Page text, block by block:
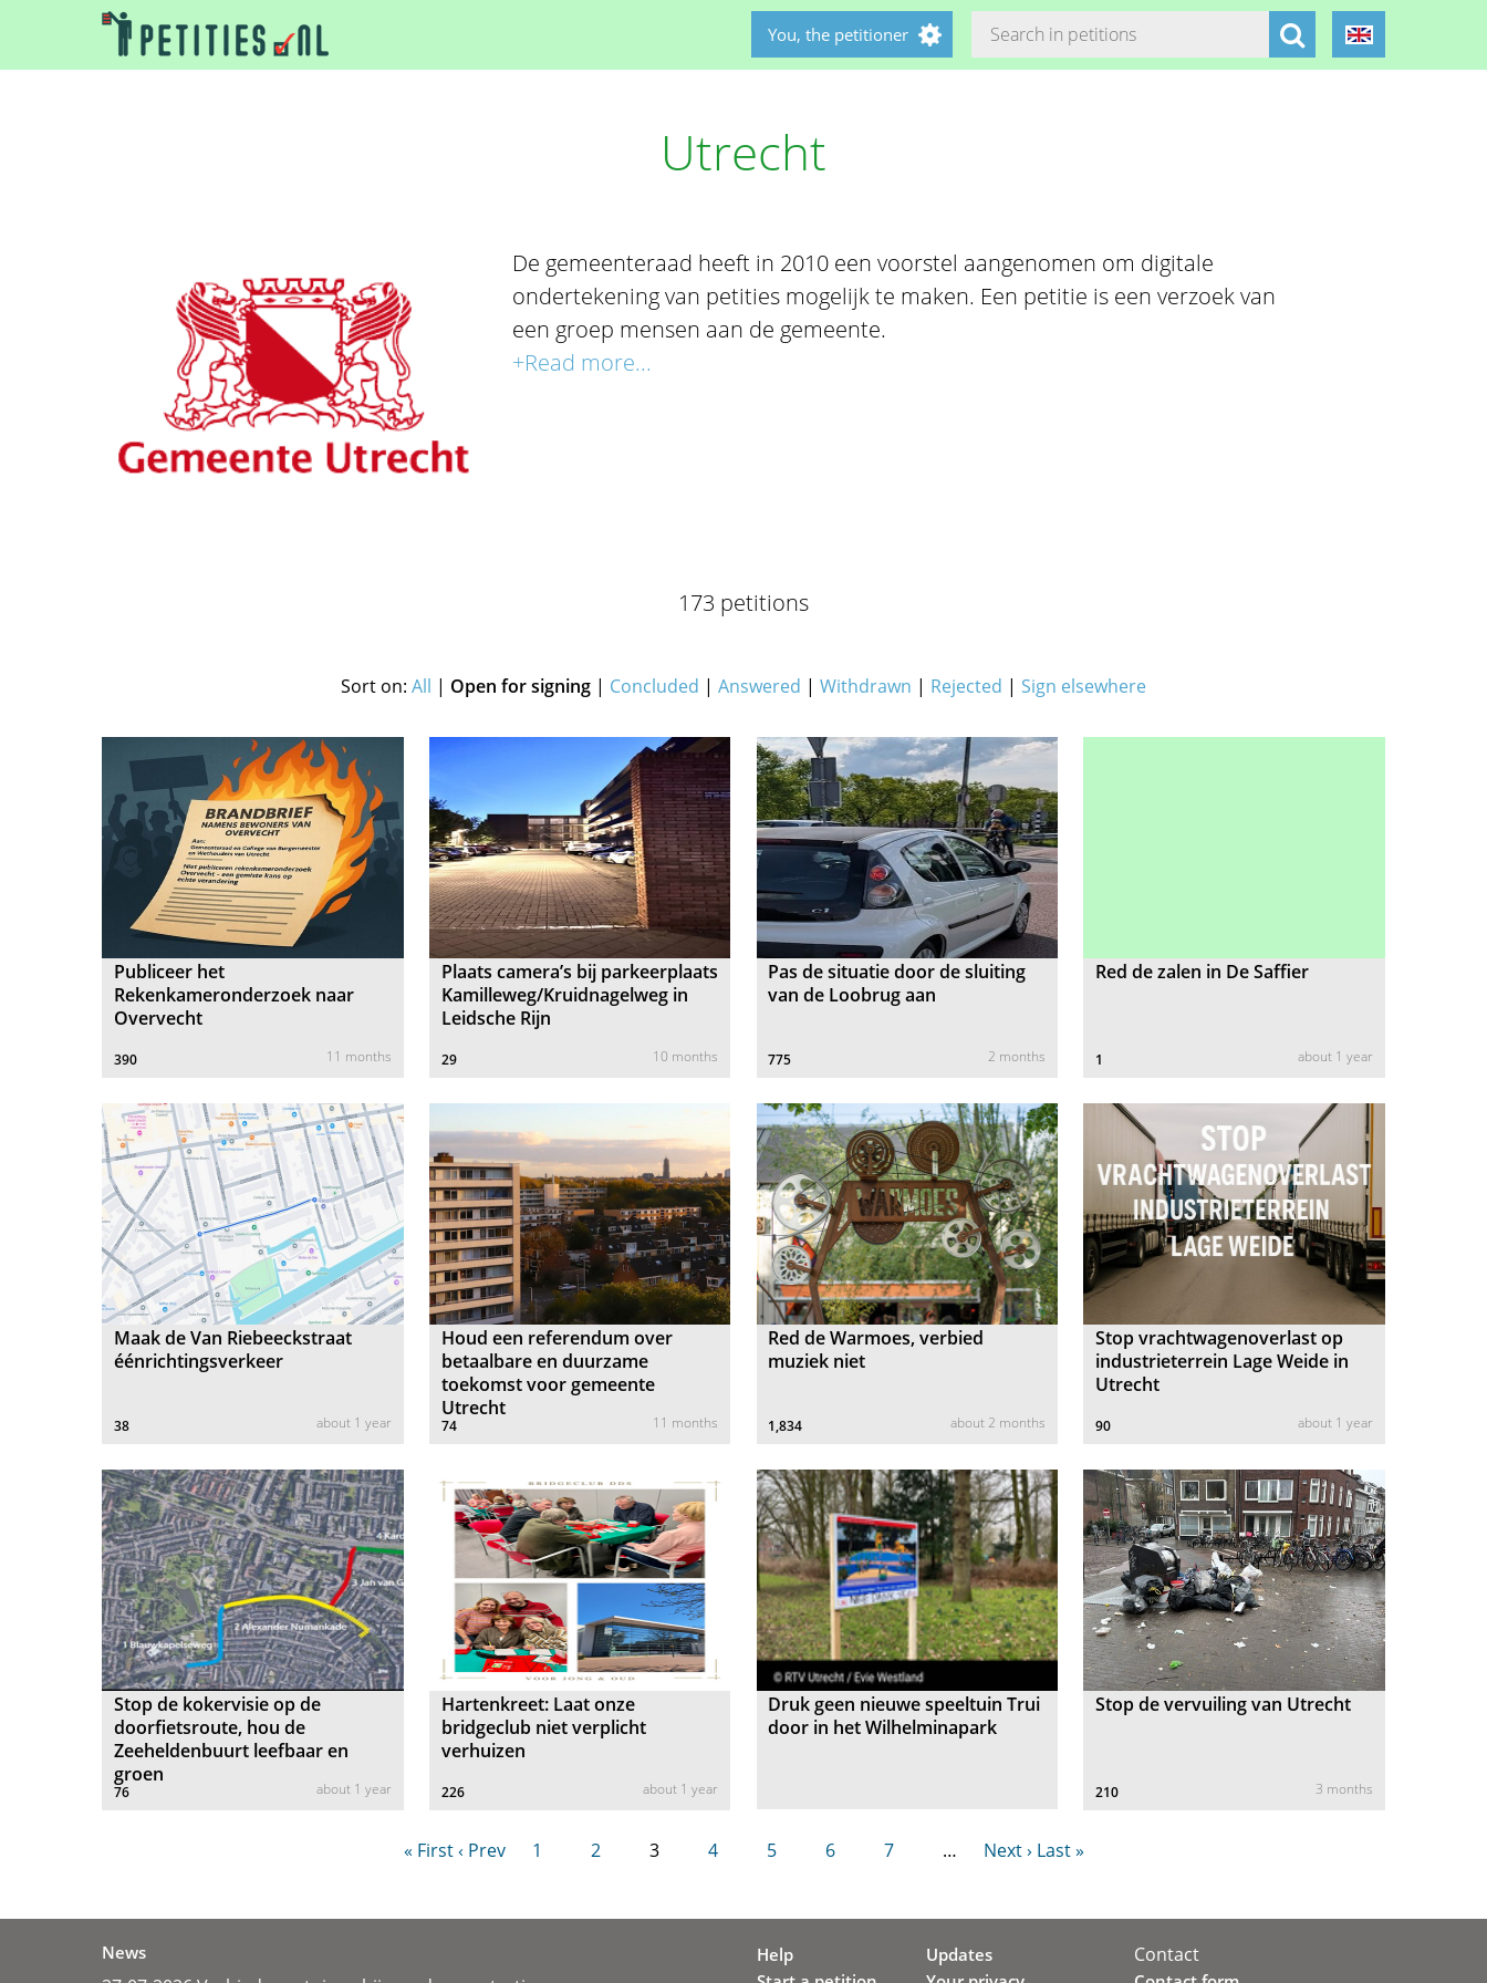
You, the petitioner
Utrecht
De gemeenteraad heeft in 2010 een voorstel aangenomen om digitale
ondertekening van petities mogelijk te maken. Een petitie is een verzoek van
een groep mensen aan de gemeente.
+Read more...
173 petitions
Sort on: All | Open for signing | Concluded | Answered | Withdrawn | Rejected | Sign elsewhere
Publiceer het
Rekenkameronderzoek naar
Overvecht
390 11 months
Plaats camera’s bij parkeerplaats
Kamilleweg/Kruidnagelweg in
Leidsche Rijn
29 10 months
Pas de situatie door de sluiting
van de Loobrug aan
775 2 months
Red de zalen in De Saffier
1 about 1 year
Maak de Van Riebeeckstraat
éénrichtingsverkeer
38 about 1 year
Houd een referendum over
betaalbare en duurzame
toekomst voor gemeente
Utrecht
74 11 months
Red de Warmoes, verbied
muziek niet
1,834 about 2 months
Stop vrachtwagenoverlast op
industrieterrein Lage Weide in
Utrecht
90 about 1 year
Stop de kokervisie op de
doorfietsroute, hou de
Zeeheldenbuurt leefbaar en
groen
76 about 1 year
Hartenkreet: Laat onze
bridgeclub niet verplicht
verhuizen
226 about 1 year
Druk geen nieuwe speeltuin Trui
door in het Wilhelminapark
Stop de vervuiling van Utrecht
210 3 months
« First ‹ Prev 1 2 3 4 5 6 7 … Next › Last »
News
Help
Updates
Contact